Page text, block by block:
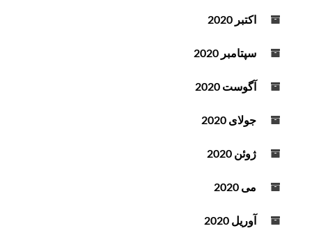
اکتبر 2020
سپتامبر 2020
آگوست 2020
جولای 2020
ژوئن 2020
می 2020
آوریل 2020